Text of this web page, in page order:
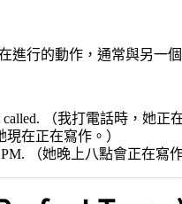
進行的動作，通常與另一
called. （我打電話時，她正
現在正在寫作。）
（她晚上八點會正在寫作